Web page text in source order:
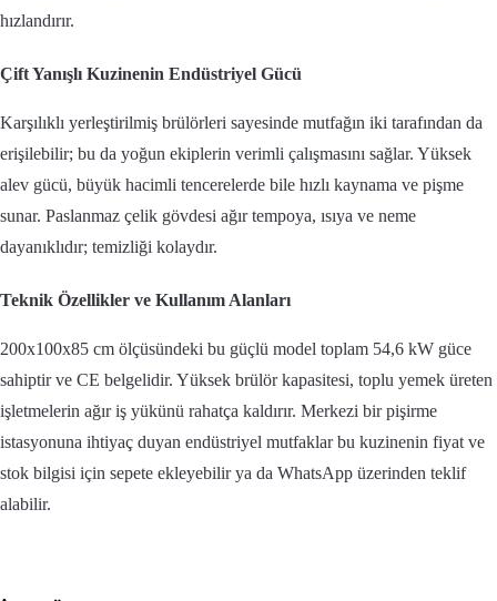
hızlandırır.
Çift Yanışlı Kuzinenin Endüstriyel Gücü
Karşılıklı yerleştirilmiş brülörleri sayesinde mutfağın iki tarafından da
erişilebilir; bu da yoğun ekiplerin verimli çalışmasını sağlar. Yüksek
alev gücü, büyük hacimli tencerelerde bile hızlı kaynama ve pişme
sunar. Paslanmaz çelik gövdesi ağır tempoya, ısıya ve neme
dayanıklıdır; temizliği kolaydır.
Teknik Özellikler ve Kullanım Alanları
200x100x85 cm ölçüsündeki bu güçlü model toplam 54,6 kW güce
sahiptir ve CE belgelidir. Yüksek brülör kapasitesi, toplu yemek üreten
işletmelerin ağır iş yükünü rahatça kaldırır. Merkezi bir pişirme
istasyonuna ihtiyaç duyan endüstriyel mutfaklar bu kuzinenin fiyat ve
stok bilgisi için sepete ekleyebilir ya da WhatsApp üzerinden teklif
alabilir.